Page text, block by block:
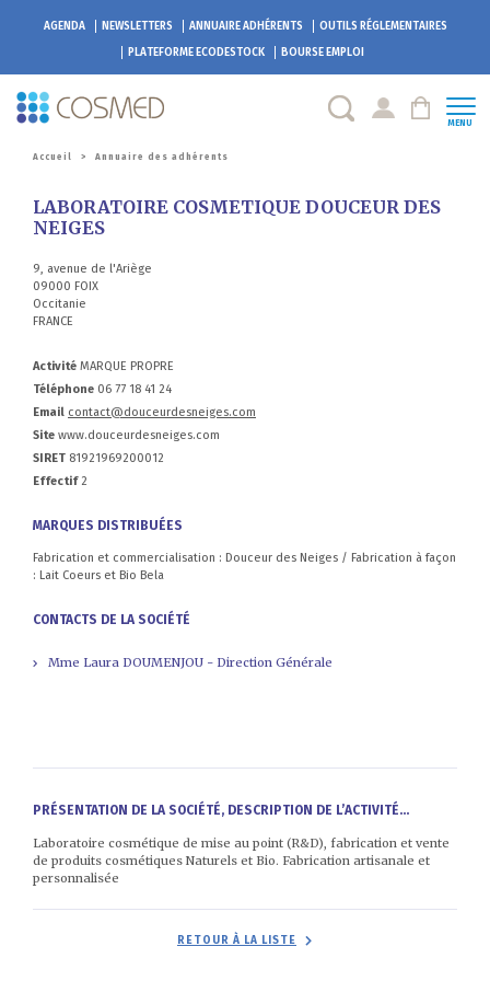
AGENDA NEWSLETTERS ANNUAIRE ADHÉRENTS
OUTILS RÉGLEMENTAIRES
PLATEFORMEECODESTOCK BOURSE EMPLOI
MENU
Accueil > Annuaire des adhérents
LABORATOIRE COSMETIQUE DOUCEUR DES
NEIGES
9, avenue de l'Ariège
09000 FOIX
Occitanie
FRANCE
Activité MARQUE PROPRE
Téléphone 06 77 18 41 24
Email contact@douceurdesneiges.com
Site www.douceurdesneiges.com
SIRET 81921969200012
Effectif2
MARQUES DISTRIBUÉES
Fabrication et commercialisation : Douceur des Neiges / Fabrication à façon
: Lait Coeurs et Bio Bela
CONTACTS DE LA SOCIÉTÉ
Mme Laura DOUMENJOU - Direction Générale
PRÉSENTATION DE LA SOCIÉTÉ, DESCRIPTION DE L’ACTIVITÉ...
Laboratoire cosmétique de mise au point (R&D), fabrication et vente
de produits cosmétiques Naturels et Bio. Fabrication artisanale et
personnalisée
RETOUR À LA LISTE